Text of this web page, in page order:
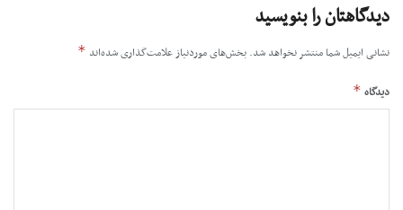
دیدگاهتان را بنویسید
نشانی ایمیل شما منتشر نخواهد شد. بخش‌های موردنیاز علامت‌گذاری شده‌اند *
دیدگاه *